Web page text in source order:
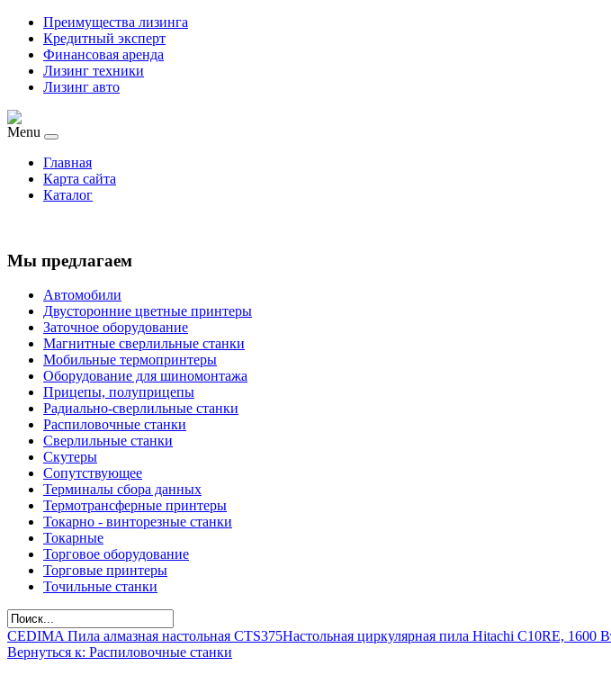
Преимущества лизинга
Кредитный эксперт
Финансовая аренда
Лизинг техники
Лизинг авто
Menu
Главная
Карта сайта
Каталог
Мы предлагаем
Автомобили
Двусторонние цветные принтеры
Заточное оборудование
Магнитные сверлильные станки
Мобильные термопринтеры
Оборудование для шиномонтажа
Прицепы, полуприцепы
Радиально-сверлильные станки
Распиловочные станки
Сверлильные станки
Скутеры
Сопутствующее
Терминалы сбора данных
Термотрансферные принтеры
Токарно - винторезные станки
Токарные
Торговое оборудование
Торговые принтеры
Точильные станки
CEDIMA Пила алмазная настольная CTS375Настольная циркулярная пила Hitachi C10RE,
Вернуться к: Распиловочные станки